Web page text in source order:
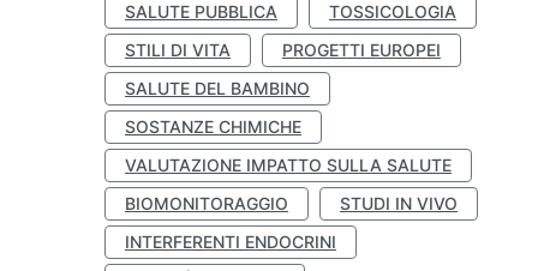
SALUTE PUBBLICA
TOSSICOLOGIA
STILI DI VITA
PROGETTI EUROPEI
SALUTE DEL BAMBINO
SOSTANZE CHIMICHE
VALUTAZIONE IMPATTO SULLA SALUTE
BIOMONITORAGGIO
STUDI IN VIVO
INTERFERENTI ENDOCRINI